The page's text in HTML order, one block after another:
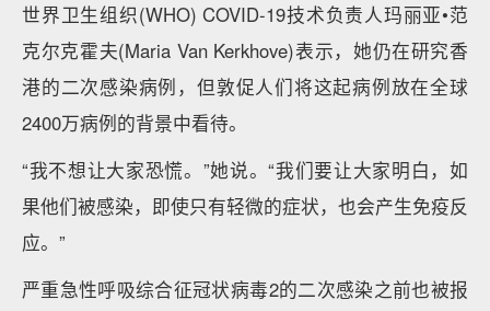
世界卫生组织(WHO) COVID-19技术负责人玛丽亚•范
克尔克霍夫(Maria Van Kerkhove)表示，她仍在研究香
港的二次感染病例，但敦促人们将这起病例放在全球
2400万病例的背景中看待。
“我不想让大家恐慌。”她说。“我们要让大家明白，如
果他们被感染，即使只有轻微的症状，也会产生免疫反
应。”
严重急性呼吸综合征冠状病毒2的二次感染之前也被报